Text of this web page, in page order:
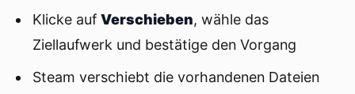
Klicke auf Verschieben, wähle das
Ziellaufwerk und bestätige den Vorgang
Steam verschiebt die vorhandenen Dateien